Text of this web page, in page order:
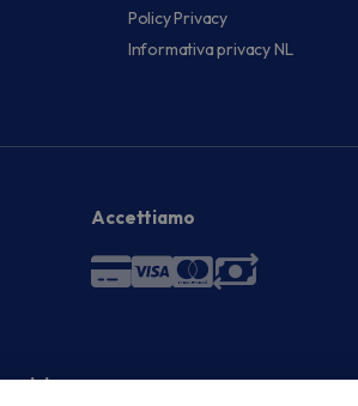
Policy Privacy
Informativa privacy NL
Accettiamo